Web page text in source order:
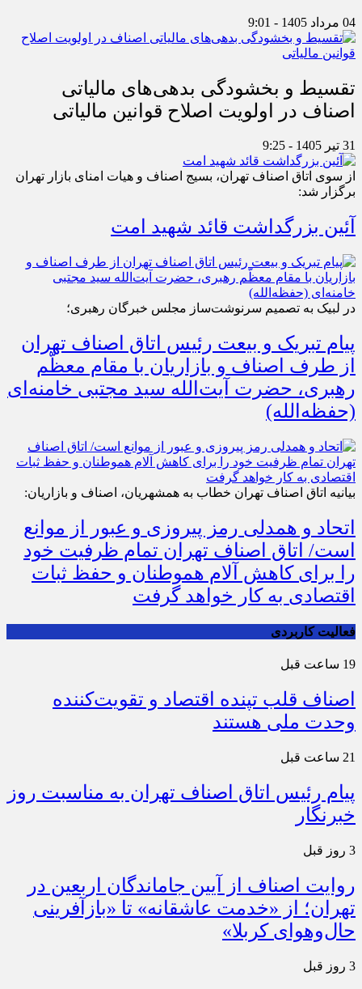
04 مرداد 1405 - 9:01
تقسیط و بخشودگی بدهی‌های مالیاتی
اصناف در اولویت اصلاح قوانین مالیاتی
31 تیر 1405 - 9:25
از سوی اتاق اصناف تهران، بسیج اصناف و هیات امنای بازار تهران
برگزار شد:
آئین بزرگداشت قائد شهید امت
در لبیک به تصمیم سرنوشت‌ساز مجلس خبرگان رهبری؛
پیام تبریک و بیعت رئیس اتاق اصناف تهران
از طرف اصناف و بازاریان با مقام معظّم
رهبری، حضرت آیت‌الله سید مجتبی خامنه‌ای
(حفظه‌الله)
بیانیه اتاق اصناف تهران خطاب به همشهریان، اصناف و بازاریان:
اتحاد و همدلی رمز پیروزی و عبور از موانع
است/ اتاق اصناف تهران تمام ظرفیت خود
را برای کاهش آلام هموطنان و حفظ ثبات
اقتصادی به کار خواهد گرفت
فعالیت کاربردی
19 ساعت قبل
اصناف قلب تپنده اقتصاد و تقویت‌کننده
وحدت ملی هستند
21 ساعت قبل
پیام رئیس اتاق اصناف تهران به مناسبت روز
خبرنگار
3 روز قبل
روایت اصناف از آیین جاماندگان اربعین در
تهران؛ از «خدمت عاشقانه» تا «بازآفرینی
حال‌وهوای کربلا»
3 روز قبل